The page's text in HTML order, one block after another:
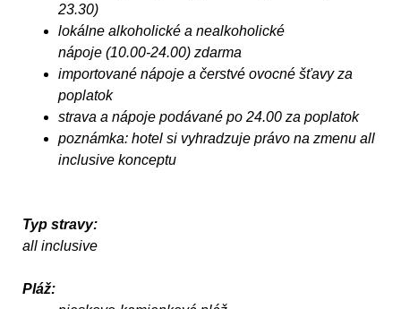
23.30)
lokálne alkoholické a nealkoholické
nápoje (10.00-24.00) zdarma
importované nápoje a čerstvé ovocné šťavy za
poplatok
strava a nápoje podávané po 24.00 za poplatok
poznámka: hotel si vyhradzuje právo na zmenu all
inclusive konceptu
Typ stravy:
all inclusive
Pláž: